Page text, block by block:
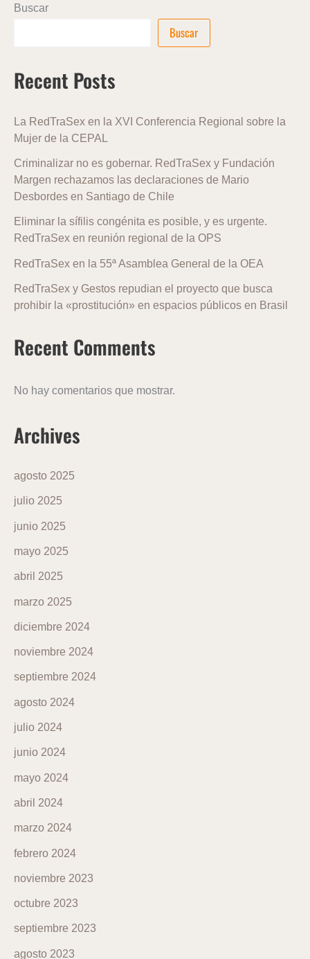
Buscar
Buscar
Recent Posts
La RedTraSex en la XVI Conferencia Regional sobre la
Mujer de la CEPAL
Criminalizar no es gobernar. RedTraSex y Fundación
Margen rechazamos las declaraciones de Mario
Desbordes en Santiago de Chile
Eliminar la sífilis congénita es posible, y es urgente.
RedTraSex en reunión regional de la OPS
RedTraSex en la 55ª Asamblea General de la OEA
RedTraSex y Gestos repudian el proyecto que busca
prohibir la «prostitución» en espacios públicos en Brasil
Recent Comments
No hay comentarios que mostrar.
Archives
agosto 2025
julio 2025
junio 2025
mayo 2025
abril 2025
marzo 2025
diciembre 2024
noviembre 2024
septiembre 2024
agosto 2024
julio 2024
junio 2024
mayo 2024
abril 2024
marzo 2024
febrero 2024
noviembre 2023
octubre 2023
septiembre 2023
agosto 2023